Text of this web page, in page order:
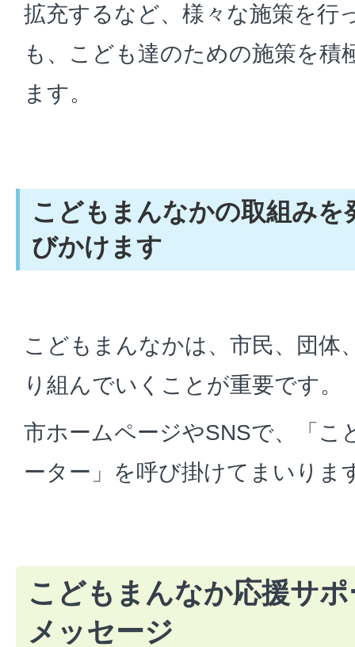
拡充するなど、様々な施策を行
も、こども達のための施策を積
ます。
こどもまんなかの取組みを
びかけます
こどもまんなかは、市民、団体
り組んでいくことが重要です。
市ホームページやSNSで、「こ
ーター」を呼び掛けてまいりま
こどもまんなか応援サ
メッセージ